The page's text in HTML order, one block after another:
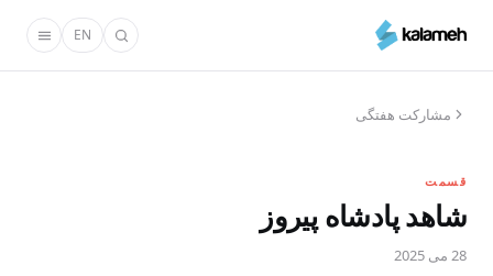
محتوای
EN
مشارکت هفتگی
قسمت
شاهد پادشاه پیروز
28 می 2025